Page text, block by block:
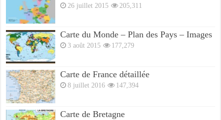
26 juillet 2015 205,311
Carte du Monde – Plan des Pays – Images
3 août 2015 177,279
Carte de France détaillée
8 juillet 2016 147,394
Carte de Bretagne